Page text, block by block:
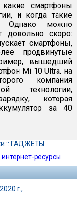
смартфоны
и когда такие
Однако можно
довольно скоро:
смартфоны,
продвинутые
вышедший
Mi 10 Ultra, на
компания
технологии,
которая
за 40
:: ГАДЖЕТЫ
ресурсы
г.,